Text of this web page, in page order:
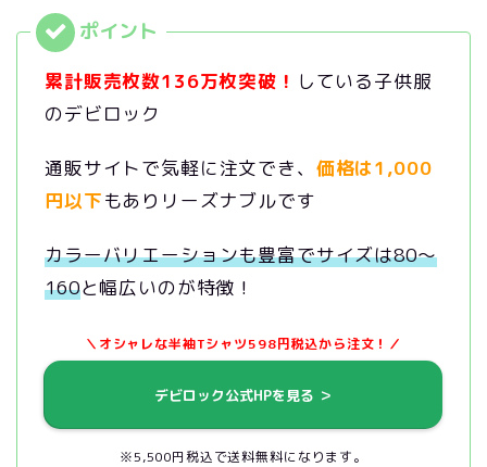
累計販売枚数136万枚突破！ している子供服
のデビロック
通販サイトで気軽に注文でき、 価格は1,000
円以下もありリーズナブルです
カラーバリエーションも豊富でサイズは80～
160と幅広いのが特徴！
＼オシャレな半袖Tシャツ598円税込から注文！／
デビロック公式HPを見る ＞
※5,500円税込で送料無料になります。